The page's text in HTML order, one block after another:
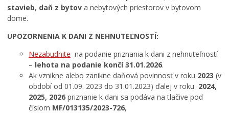
stavieb, daň z bytov a nebytových priestorov v bytovom
dome.
UPOZORNENIA K DANI Z NEHNUTEĽNOSTÍ:
Nezabudnite na podanie priznania k dani z nehnuteľností
– lehota na podanie končí 31.01.2026.
Ak vznikne alebo zanikne daňová povinnosť v roku 2023 (v
období od 01.09. 2023 do 31.01.2023) ďalej v roku 2024,
2025, 2026 priznanie k dani sa podáva na tlačive pod
číslom MF/013135/2023-726,